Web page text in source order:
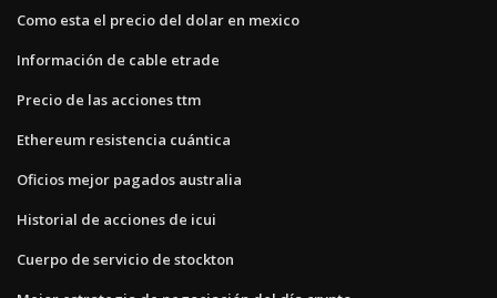
Como esta el precio del dolar en mexico
Información de cable etrade
Precio de las acciones ttm
Ethereum resistencia cuántica
Oficios mejor pagados australia
Historial de acciones de icui
Cuerpo de servicio de stockton